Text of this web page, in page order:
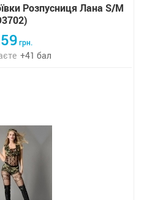
Розпусниця Лана S/M
грн.
+41 бал